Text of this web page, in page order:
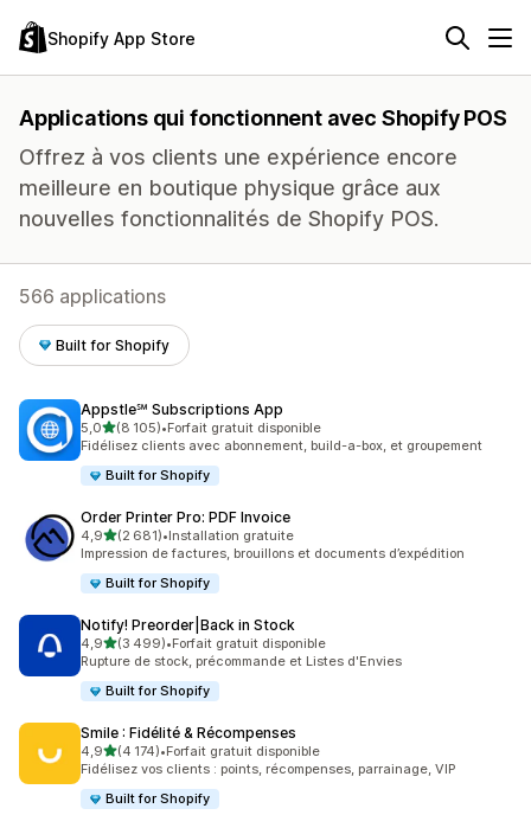
Shopify App Store
Applications qui fonctionnent avec Shopify POS
Offrez à vos clients une expérience encore
meilleure en boutique physique grâce aux
nouvelles fonctionnalités de Shopify POS.
566 applications
Built for Shopify
Appstle℠ Subscriptions App
5,0étoile(s) sur 5
(8 105)
8105 avis au total
•Forfait gratuit disponible
Fidélisez clients avec abonnement, build-a-box, et groupement
Built for Shopify
Order Printer Pro: PDF Invoice
4,9étoile(s) sur 5
(2 681)
2681 avis au total
•Installation gratuite
Impression de factures, brouillons et documents d’expédition
Built for Shopify
Notify! Preorder|Back in Stock
4,9étoile(s) sur 5
(3 499)
3499 avis au total
•Forfait gratuit disponible
Rupture de stock, précommande et Listes d'Envies
Built for Shopify
Smile : Fidélité & Récompenses
4,9étoile(s) sur 5
(4 174)
4174 avis au total
•Forfait gratuit disponible
Fidélisez vos clients : points, récompenses, parrainage, VIP
Built for Shopify